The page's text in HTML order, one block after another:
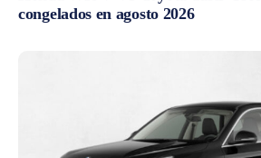
congelados en agosto 2026